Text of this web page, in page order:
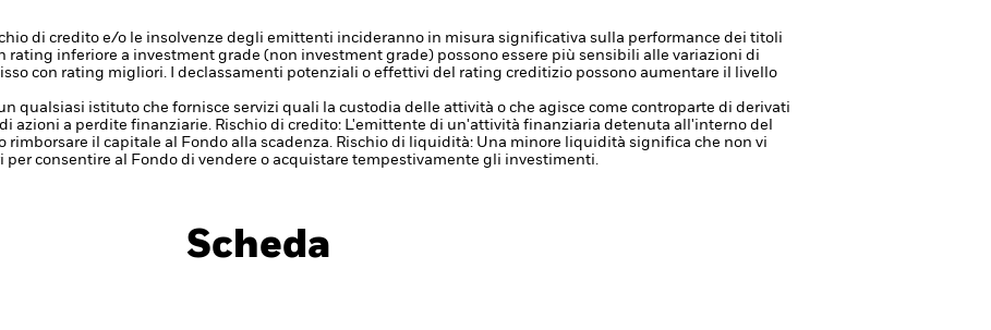
di credito e/o le insolvenze degli emittenti incideranno in misura significativa sulla performance dei titoli
rating inferiore a investment grade (non investment grade) possono essere più sensibili alle variazioni di
con rating migliori. I declassamenti potenziali o effettivi del rating creditizio possono aumentare il livello
qualsiasi istituto che fornisce servizi quali la custodia delle attività o che agisce come controparte di derivati
azioni a perdite finanziarie. Rischio di credito: L'emittente di un'attività finanziaria detenuta all'interno del
rimborsare il capitale al Fondo alla scadenza. Rischio di liquidità: Una minore liquidità significa che non vi
consentire al Fondo di vendere o acquistare tempestivamente gli investimenti.
Scheda